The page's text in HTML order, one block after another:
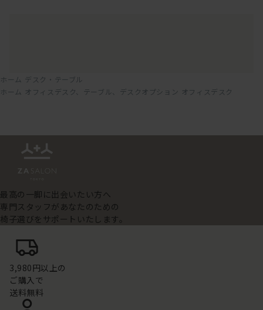
ホーム デスク・テーブル
ホーム
オフィスデスク、テーブル、デスクオプション オフィスデスク
最高の一脚に出会いたい方へ
専門スタッフがあなたのための
椅子選びをサポートいたします。
3,980円以上の
ご購入で
送料無料